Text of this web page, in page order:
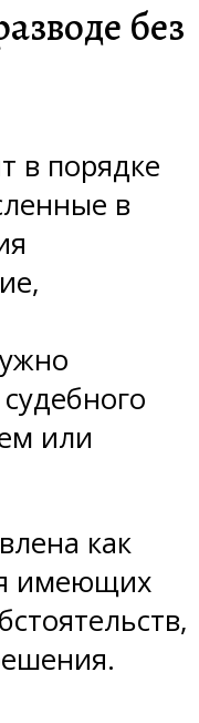
без
в порядке
в
или
как
имеющих